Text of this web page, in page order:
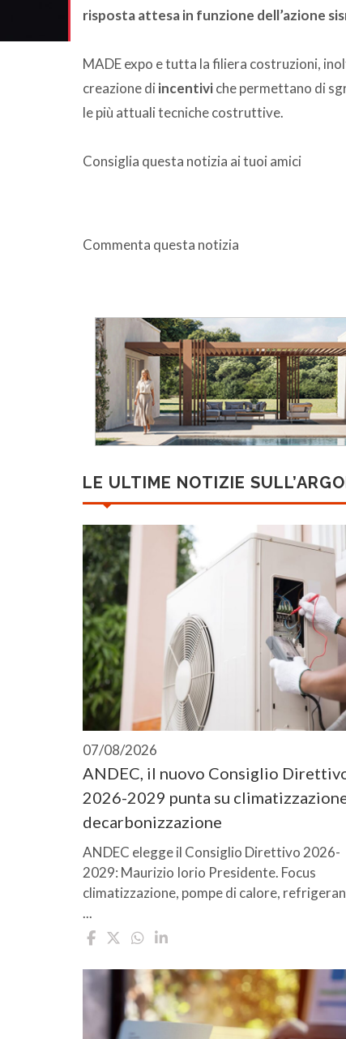
risposta attesa in funzione dell’azione
MADE expo e tutta la filiera costruzioni,
creazione di incentiviche permettano di
le più attuali tecniche costruttive.
Consiglia questa notizia ai tuoi amici
Commenta questa notizia
LE ULTIME NOTIZIE
07/08/2026
ANDEC, il nuovo Consiglio
2026-2029 punta su
decarbonizzazione
ANDEC elegge il Consiglio Direttivo 2026-
2029: Maurizio Iorio Presidente. Focus
climatizzazione, pompe di calore,
...